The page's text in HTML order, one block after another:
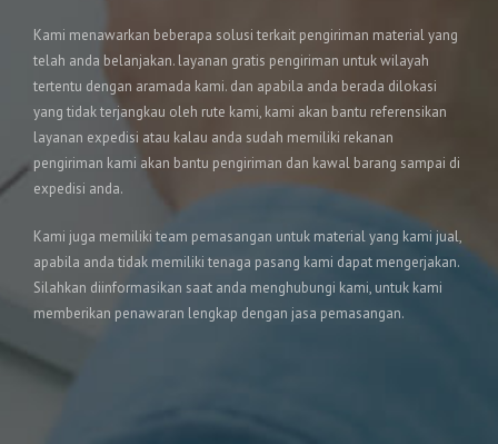
Kami menawarkan beberapa solusi terkait pengiriman material yang
telah anda belanjakan. layanan gratis pengiriman untuk wilayah
tertentu dengan aramada kami. dan apabila anda berada dilokasi
yang tidak terjangkau oleh rute kami, kami akan bantu referensikan
layanan expedisi atau kalau anda sudah memiliki rekanan
pengiriman kami akan bantu pengiriman dan kawal barang sampai di
expedisi anda.
Kami juga memiliki team pemasangan untuk material yang kami jual,
apabila anda tidak memiliki tenaga pasang kami dapat mengerjakan.
Silahkan diinformasikan saat anda menghubungi kami, untuk kami
memberikan penawaran lengkap dengan jasa pemasangan.